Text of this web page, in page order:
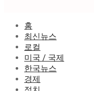
홈
최신뉴스
로컬
미국 / 국제
한국뉴스
경제